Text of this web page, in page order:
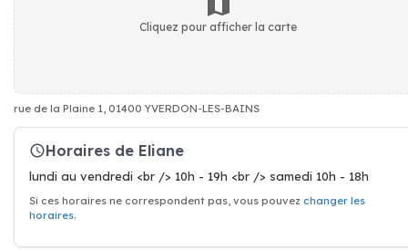
Cliquez pour afficher la carte
rue de la Plaine 1, 01400 YVERDON-LES-BAINS
Horaires de Eliane
lundi au vendredi <br /> 10h - 19h <br /> samedi 10h - 18h
Si ces horaires ne correspondent pas, vous pouvez changer les
horaires.